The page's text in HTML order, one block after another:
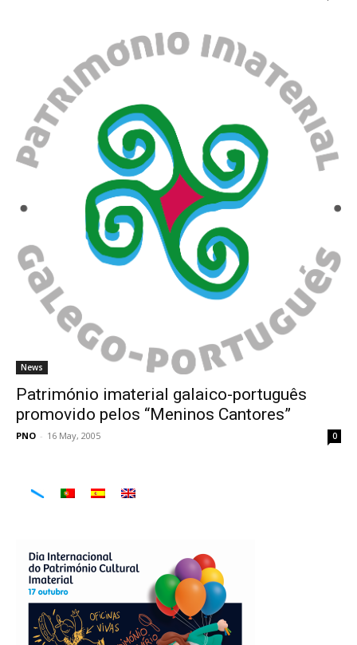
News
Património imaterial galaico-português
promovido pelos “Meninos Cantores”
PNO - 16 May, 2005 0